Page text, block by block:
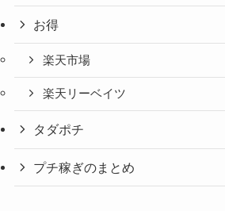
お得
楽天市場
楽天リーベイツ
タダポチ
プチ稼ぎのまとめ